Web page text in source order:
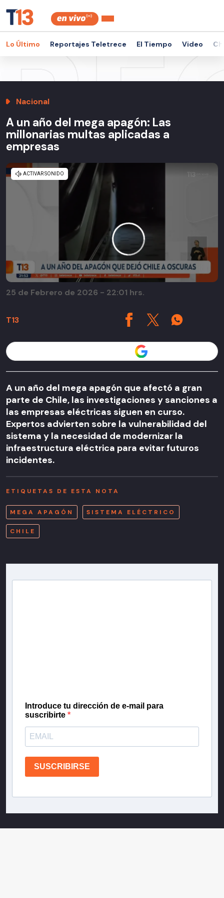
Lo Último Reportajes Teletrece El Tiempo Video
Nacional
A un año del mega apagón: Las
millonarias multas aplicadas a
empresas
T13
25 de Febrero de 2026 - 22:01 hrs.
A un año del mega apagón que afectó a gran
parte de Chile, las investigaciones y sanciones a
las empresas eléctricas siguen en curso.
Expertos advierten sobre la vulnerabilidad del
sistema y la necesidad de modernizar la
infraestructura eléctrica para evitar futuros
incidentes.
ETIQUETAS DE ESTA NOTA
MEGA APAGÓN SISTEMA ELÉCTRICO
CHILE
Introduce tu dirección de e-mail para
suscribirte
SUSCRIBIRSE